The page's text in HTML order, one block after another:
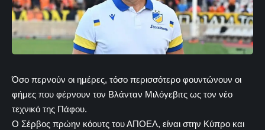
Όσο περνούν οι ημέρες, τόσο περισσότερο φουντώνουν οι
φήμες που φέρνουν τον Βλάνταν Μιλόγεβιτς ως τον νέο
τεχνικό της Πάφου.
Ο Σέρβος πρώην κόουτς του ΑΠΟΕΛ, είναι στην Κύπρο και